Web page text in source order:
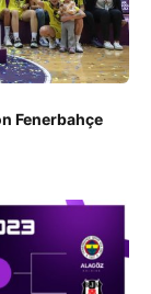
Fenerbahçe